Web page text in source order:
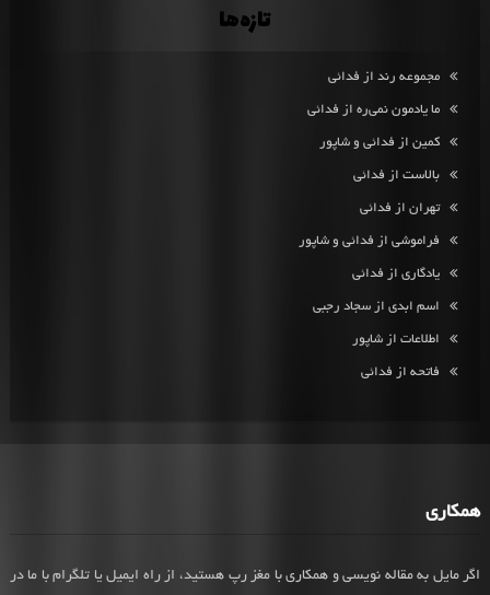
تازه‌ها
مجموعه رند از فدائی
ما یادمون نمی‌ره از فدائی
کمین از فدائی و شاپور
بالاست از فدائی
تهران از فدائی
فراموشی از فدائی و شاپور
یادگاری از فدائی
اسم ابدی از سجاد رجبی
اطلاعات از شاپور
فاتحه از فدائی
همکاری
اگر مایل به مقاله نویسی و همکاری با مغز رپ هستید، از راه ایمیل یا تلگرام با ما در